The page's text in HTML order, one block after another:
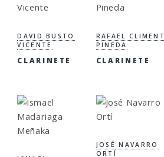
DAVID BUSTO
VICENTE
CLARINETE
RAFAEL CLIMENT
PINEDA
CLARINETE
JOSÉ NAVARRO
ORTÍ